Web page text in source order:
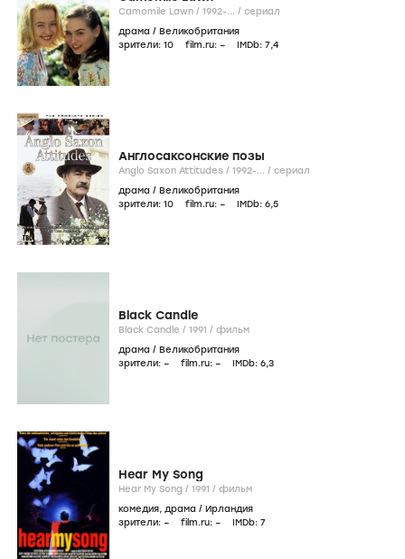
Camomile Lawn / 1992-... / сериал
драма / Великобритания
зрители: 10 film.ru: – IMDb: 7,4
Англосаксонские позы
Anglo Saxon Attitudes / 1992-... / сериал
драма / Великобритания
зрители: 10 film.ru: – IMDb: 6,5
Black Candle
Black Candle / 1991 / фильм
драма / Великобритания
зрители: – film.ru: – IMDb: 6,3
Hear My Song
Hear My Song / 1991 / фильм
комедия, драма / Ирландия
зрители: – film.ru: – IMDb: 7